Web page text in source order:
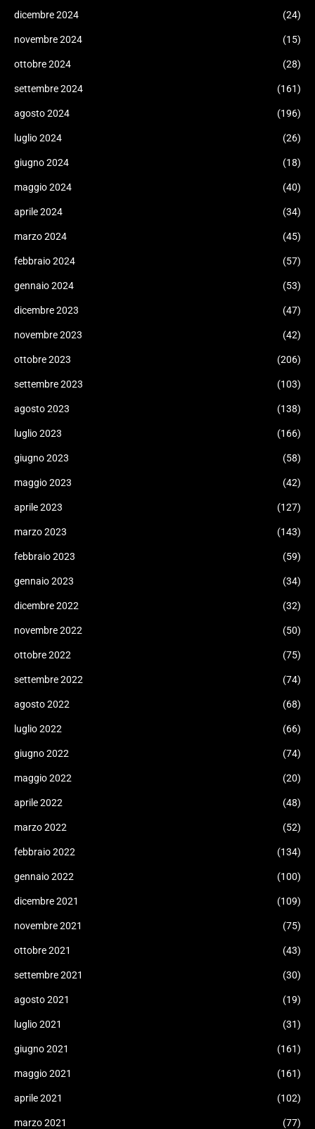
dicembre 2024 (24)
novembre 2024 (15)
ottobre 2024 (28)
settembre 2024 (161)
agosto 2024 (196)
luglio 2024 (26)
giugno 2024 (18)
maggio 2024 (40)
aprile 2024 (34)
marzo 2024 (45)
febbraio 2024 (57)
gennaio 2024 (53)
dicembre 2023 (47)
novembre 2023 (42)
ottobre 2023 (206)
settembre 2023 (103)
agosto 2023 (138)
luglio 2023 (166)
giugno 2023 (58)
maggio 2023 (42)
aprile 2023 (127)
marzo 2023 (143)
febbraio 2023 (59)
gennaio 2023 (34)
dicembre 2022 (32)
novembre 2022 (50)
ottobre 2022 (75)
settembre 2022 (74)
agosto 2022 (68)
luglio 2022 (66)
giugno 2022 (74)
maggio 2022 (20)
aprile 2022 (48)
marzo 2022 (52)
febbraio 2022 (134)
gennaio 2022 (100)
dicembre 2021 (109)
novembre 2021 (75)
ottobre 2021 (43)
settembre 2021 (30)
agosto 2021 (19)
luglio 2021 (31)
giugno 2021 (161)
maggio 2021 (161)
aprile 2021 (102)
marzo 2021 (77)